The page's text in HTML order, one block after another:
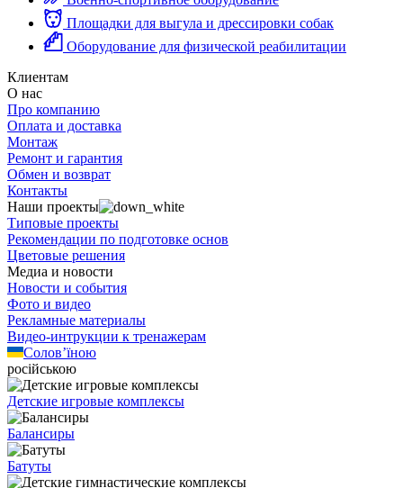
Площадки для выгула и дрессировки собак
Оборудование для физической реабилитации
Клиентам
О нас
Про компанию
Оплата и доставка
Монтаж
Ремонт и гарантия
Обмен и возврат
Контакты
Наши проекты
Типовые проекты
Рекомендации по подготовке основ
Цветовые решения
Медиа и новости
Новости и события
Фото и видео
Рекламные материалы
Видео-интрукции к тренажерам
Солов’їною
російською
Детские игровые комплексы
Балансиры
Батуты